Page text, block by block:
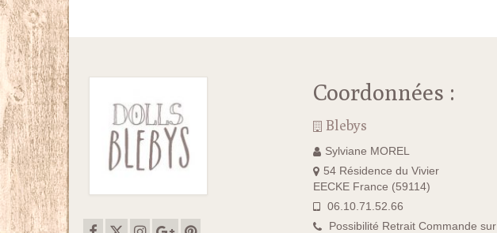
Coordonnées :
Blebys
Sylviane MOREL
54 Résidence du Vivier
EECKE France (59114)
06.10.71.52.66
Possibilité Retrait Commande sur